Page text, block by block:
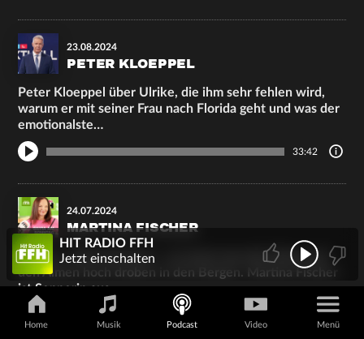
23.08.2024
PETER KLOEPPEL
Peter Kloeppel über Ulrike, die ihm sehr fehlen wird,
warum er mit seiner Frau nach Florida geht und was der
emotionalste…
33:42
24.07.2024
MARTINA FISCHER
Senner - oder Sennerin – so nennt man die Hirten auf
den Almen hoch droben in den Bergen. Martina Fischer
ist Sennerin aus…
Home Musik Podcast Video Menü
HIT RADIO FFH
Jetzt einschalten